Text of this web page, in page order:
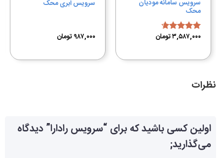
سرویس سامانه مودیان
محک
امتیاز۴.۶۷۳,۵۸۷,۰۰۰تومان
سرویس ابری محک
۹۸۷,۰۰۰تومان
نظرات
اولین کسی باشید که برای “سرویس رادارا” دیدگاه
می‌گذارید;